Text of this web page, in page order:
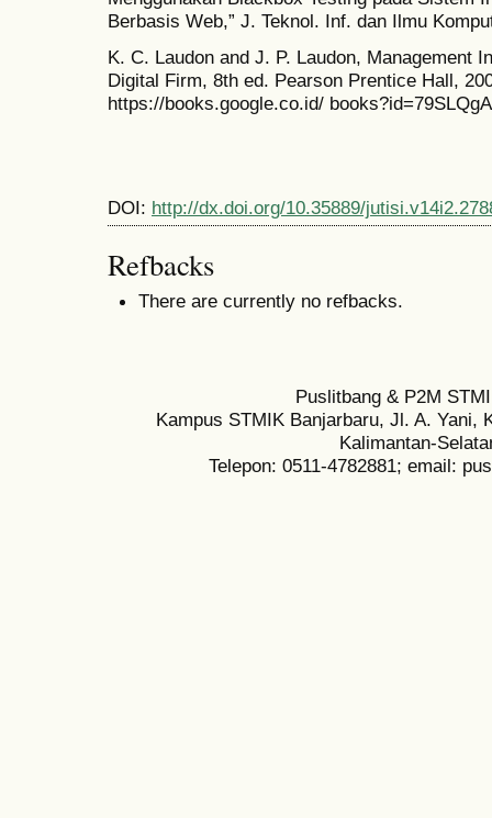
Berbasis Web,” J. Teknol. Inf. dan Ilmu
K. C. Laudon and J. P. Laudon, Management
Digital Firm, 8th ed. Pearson Prentice Hall,
https://books.google.co.id/
DOI: http://dx.doi.org/10.35889/
Refbacks
There are currently no refbacks.
Puslitbang & P2M
Kampus STMIK Banjarbaru, Jl. A. Yani,
Kalimantan-
Telepon: 0511-4782881; email: